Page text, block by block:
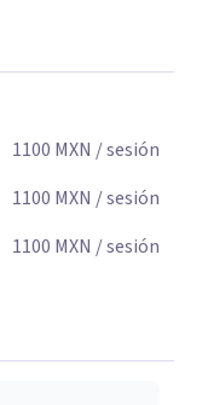
1100 MXN / sesión
1100 MXN / sesión
1100 MXN / sesión